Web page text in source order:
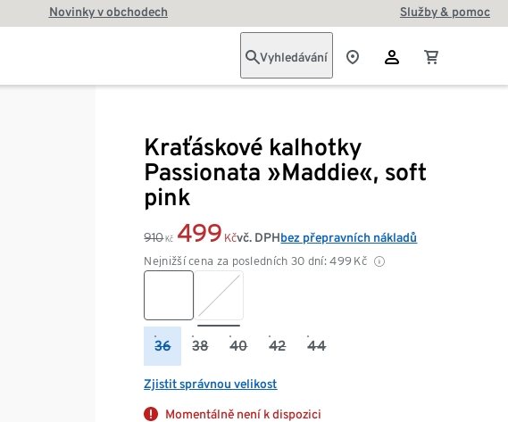
Novinky v obchodech Služby & pomoc
Vyhledávání
Kraťáskové kalhotky
Passionata »Maddie«, soft
pink
910 Kč 499 Kč
Nejnižší cena za posledních 30 dní: 499 Kč
vč. DPHbez přepravních nákladů
36 38 40 42 44
Zjistit správnou velikost
Momentálně není k dispozici